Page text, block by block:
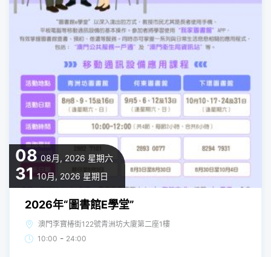
08 08月, 2026 星期六
31 10月, 2026 星期日
2026年“圖書館E學堂”
澳門李寶椿街122號青洲坊大廈第二座1樓
10:00 - 24:00